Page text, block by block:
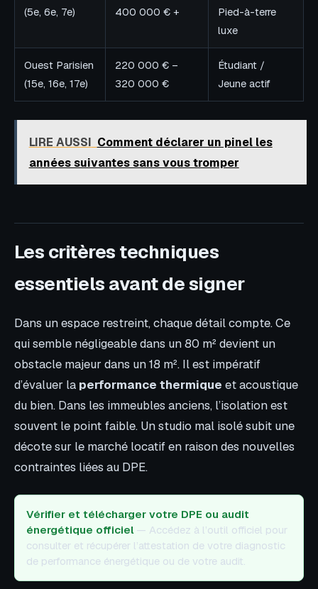
(5e, 6e, 7e) 400 000 € +
Pied-à-terre
luxe
Ouest Parisien
(15e, 16e, 17e)
220 000 € –
320 000 €
Étudiant /
Jeune actif
LIRE AUSSI Comment déclarer un pinel les
années suivantes sans vous tromper
Les critères techniques
essentiels avant de signer
Dans un espace restreint, chaque détail compte. Ce
qui semble négligeable dans un 80 m² devient un
obstacle majeur dans un 18 m². Il est impératif
d’évaluer la performance thermique et acoustique
du bien. Dans les immeubles anciens, l’isolation est
souvent le point faible. Un studio mal isolé subit une
décote sur le marché locatif en raison des nouvelles
contraintes liées au DPE.
Vérifier et télécharger votre DPE ou audit
énergétique officiel— Accédez à l’outil officiel pour
consulter et récupérer l’attestation de votre diagnostic
de performance énergétique ou de votre audit.